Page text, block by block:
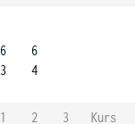
6
3
6
4
1 2 3
Kurs